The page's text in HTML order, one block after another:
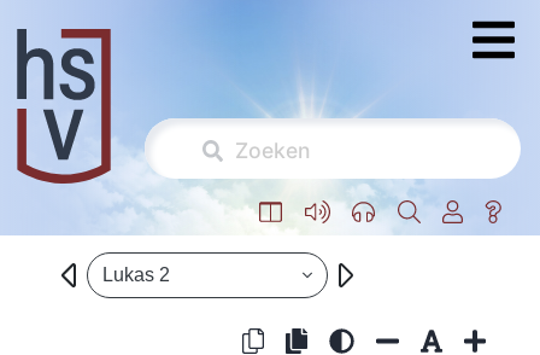
Lukas 2